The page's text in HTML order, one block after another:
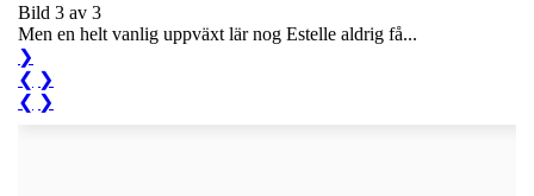
Bild 3 av 3
Men en helt vanlig uppväxt lär nog Estelle aldrig få...
❯
❮ ❯
❮ ❯